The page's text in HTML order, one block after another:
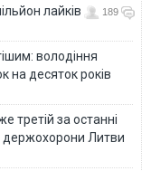
лайків
189
володіння
на десяток років
третій за останні
держохорони Литви